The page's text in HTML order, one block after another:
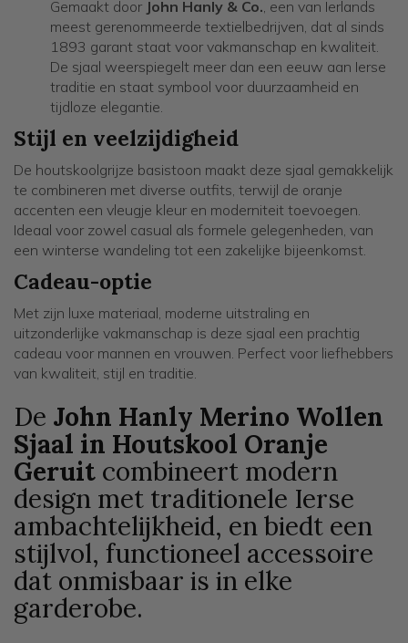
Gemaakt door John Hanly & Co., een van Ierlands
meest gerenommeerde textielbedrijven, dat al sinds
1893 garant staat voor vakmanschap en kwaliteit.
De sjaal weerspiegelt meer dan een eeuw aan Ierse
traditie en staat symbool voor duurzaamheid en
tijdloze elegantie.
Stijl en veelzijdigheid
De houtskoolgrijze basistoon maakt deze sjaal gemakkelijk
te combineren met diverse outfits, terwijl de oranje
accenten een vleugje kleur en moderniteit toevoegen.
Ideaal voor zowel casual als formele gelegenheden, van
een winterse wandeling tot een zakelijke bijeenkomst.
Cadeau-optie
Met zijn luxe materiaal, moderne uitstraling en
uitzonderlijke vakmanschap is deze sjaal een prachtig
cadeau voor mannen en vrouwen. Perfect voor liefhebbers
van kwaliteit, stijl en traditie.
De John Hanly Merino Wollen
Sjaal in Houtskool Oranje
Geruit combineert modern
design met traditionele Ierse
ambachtelijkheid, en biedt een
stijlvol, functioneel accessoire
dat onmisbaar is in elke
garderobe.